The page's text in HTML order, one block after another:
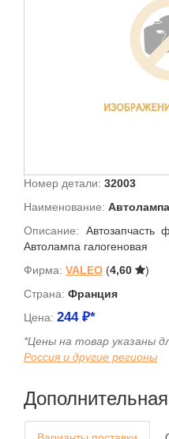
Номер детали: 32003
Наименование:
Описание:
Автолампа галогеновая
Фирма: VALEO (4,60
)
Страна: Франция
Цена: 244₽*
*Цены на товар указаны
Россия и другие регионы